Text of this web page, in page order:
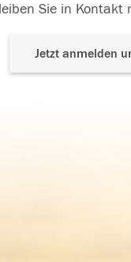
Sie in
Jetzt anmelden